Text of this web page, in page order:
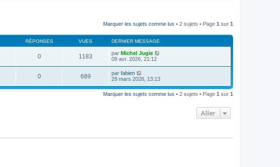
Marquer les sujets comme lus • 2 sujets • Page 1 sur 1
RÉPONSES VUES DERNIER MESSAGE
0 1183 par Michel Jugie
09 avr. 2026, 21:12
0 689 par fabien
29 mars 2026, 13:13
Marquer les sujets comme lus • 2 sujets • Page 1 sur 1
Aller